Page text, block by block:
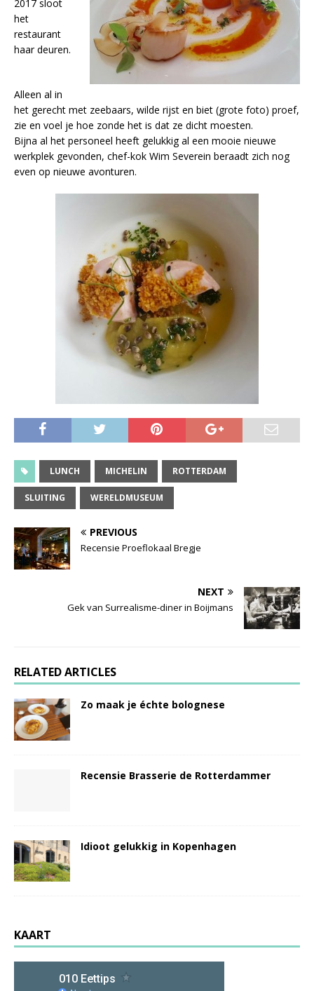
2017 sloot
het
restaurant
haar deuren.
Alleen al in
het gerecht met zeebaars, wilde rijst en biet (grote foto) proef,
zie en voel je hoe zonde het is dat ze dicht moesten.
Bijna al het personeel heeft gelukkig al een mooie nieuwe
werkplek gevonden, chef-kok Wim Severein beraadt zich nog
even op nieuwe avonturen.
LUNCH MICHELIN ROTTERDAM
SLUITING WERELDMUSEUM
PREVIOUS
Recensie Proeflokaal Bregje
NEXT
Gek van Surrealisme-diner in Boijmans
RELATED ARTICLES
Zo maak je échte bolognese
Recensie Brasserie de Rotterdammer
Idioot gelukkig in Kopenhagen
KAART